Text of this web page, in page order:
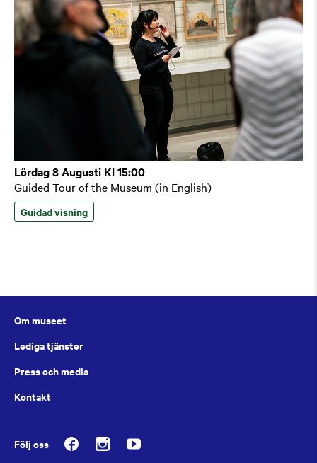
Lördag 8 Augusti Kl 15:00
Guided Tour of the Museum (in English)
Guidad visning
Om museet
Lediga tjänster
Press och media
Kontakt
Följ oss